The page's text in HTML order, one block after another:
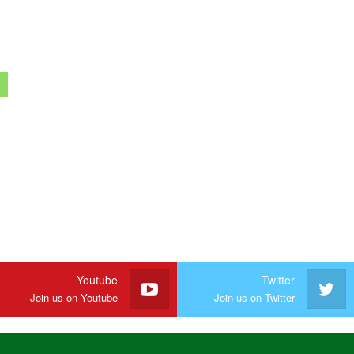
Twitter
Join us on Twitter
Youtube
Join us on Youtube